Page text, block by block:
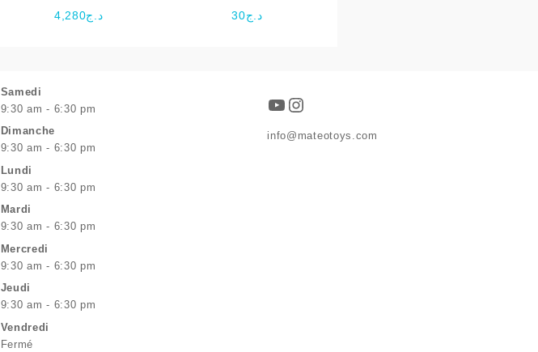
د.ج4,280
د.ج30
Samedi
9:30 am - 6:30 pm
Dimanche
9:30 am - 6:30 pm
Lundi
9:30 am - 6:30 pm
Mardi
9:30 am - 6:30 pm
Mercredi
9:30 am - 6:30 pm
Jeudi
9:30 am - 6:30 pm
Vendredi
Fermé
YouTube
Instagram
info@mateotoys.com